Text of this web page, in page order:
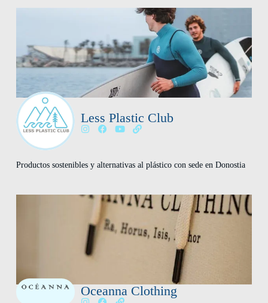
Less Plastic Club
Productos sostenibles y alternativas al plástico con sede en Donostia
Oceanna Clothing